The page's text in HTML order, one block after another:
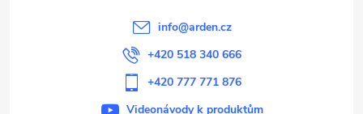
info@arden.cz
+420 518 340 666
+420 777 771 876
Videonávody k produktům